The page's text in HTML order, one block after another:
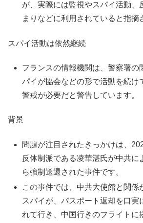
が、実際には監視やスパイ活動、
まりなどに利用されていると指摘
スパイ活動は依然継続
フランスの情報機関は、警察署の
パイが協会などの形で活動を続け
警戒が必要だと警告しています。
背景
問題が注目されたきっかけは、
反体制派である凌華湛氏が中共に
ら強制送還された事件です。
この事件では、中共大使館と関係
スパイが、パスポート返却を口実
れて行き、中国行きのフライトに